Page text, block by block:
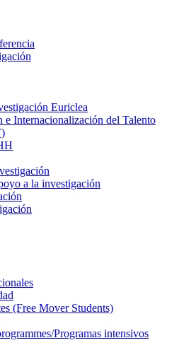
Euriclea
e Internacionalización del Talento
a la investigación
(Free Mover Students)
Programas intensivos